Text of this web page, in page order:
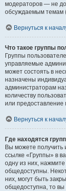
модераторов — не
обсуждаемым темам
Вернуться к
Что такое группы
Группы
управляемые
может состоять в
назначены
администраторам
количеству
или
Вернуться к
Где находятся
Вы можете получить
ссылке «Группы» в
одну из них,
общедоступны.
них, могут быть
общедоступна, то вы